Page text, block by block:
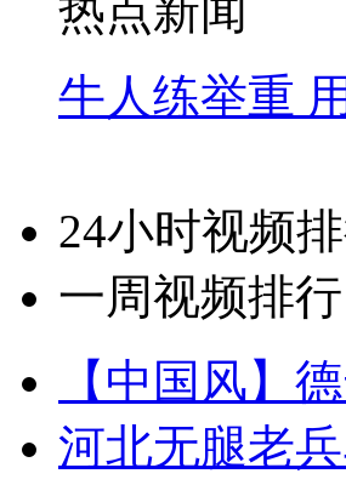
热点新闻
牛人练举重
24小时视频
一周视频排行
【中国风】
河北无腿老